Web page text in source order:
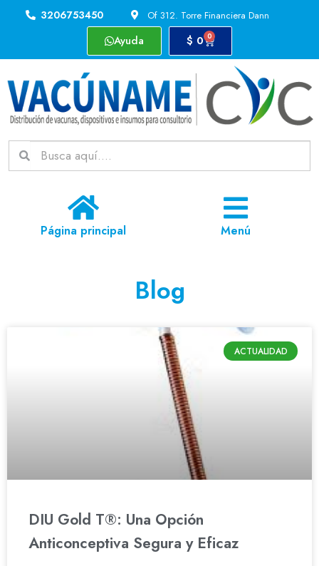
3206753450 Of 312. Torre Financiera Dann
Ayuda $ 0 0
Página principal Menú
Blog
ACTUALIDAD
DIU Gold T®: Una Opción
Anticonceptiva Segura y Eficaz